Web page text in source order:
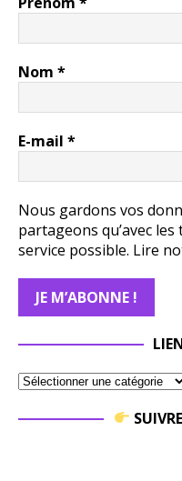
Nom *
E-mail *
Nous gardons vos
partageons qu’avec
service possible. Lire